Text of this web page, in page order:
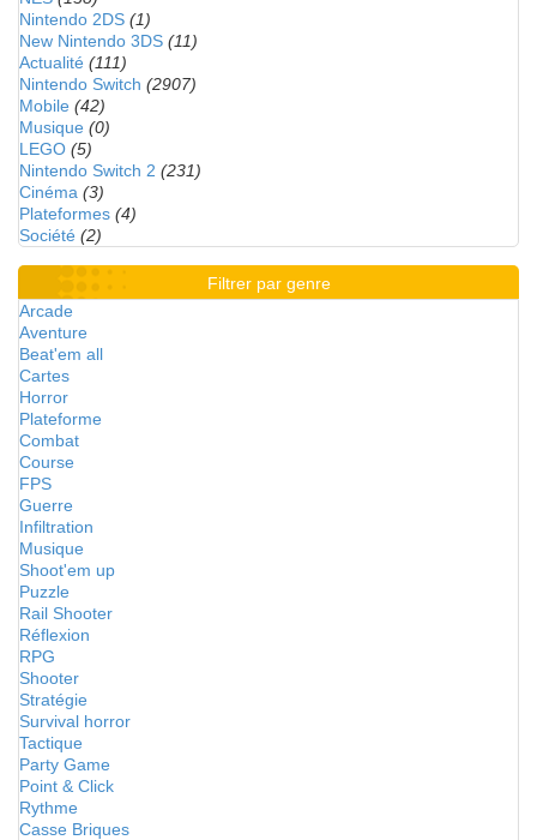
Nintendo 2DS (1)
New Nintendo 3DS (11)
Actualité (111)
Nintendo Switch (2907)
Mobile (42)
Musique (0)
LEGO (5)
Nintendo Switch 2 (231)
Cinéma (3)
Plateformes (4)
Société (2)
Filtrer par genre
Arcade
Aventure
Beat'em all
Cartes
Horror
Plateforme
Combat
Course
FPS
Guerre
Infiltration
Musique
Shoot'em up
Puzzle
Rail Shooter
Réflexion
RPG
Shooter
Stratégie
Survival horror
Tactique
Party Game
Point & Click
Rythme
Casse Briques